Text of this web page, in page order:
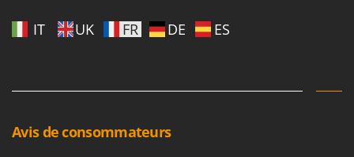
IT UK FR DE ES
Avis de consommateurs